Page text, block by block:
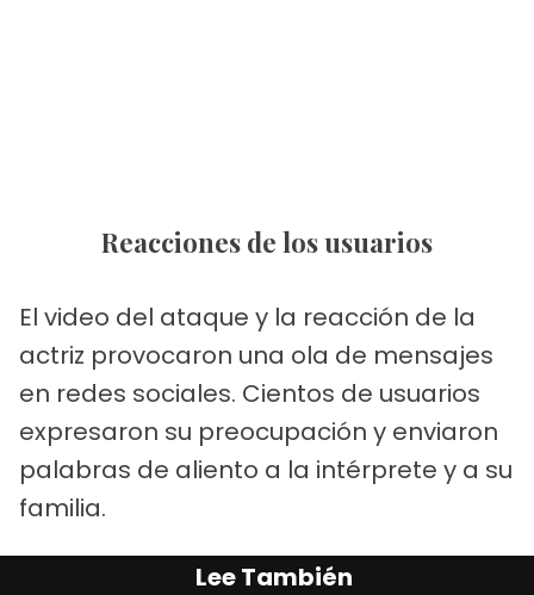
Reacciones de los usuarios
El video del ataque y la reacción de la
actriz provocaron una ola de mensajes
en redes sociales. Cientos de usuarios
expresaron su preocupación y enviaron
palabras de aliento a la intérprete y a su
familia.
Lee También